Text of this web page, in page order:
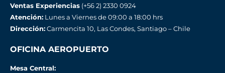
Ventas Experiencias (+56 2) 2330 0924
Atención: Lunes a Viernes de 09:00 a 18:00 hrs
Dirección:Carmencita 10, Las Condes, Santiago – Chile
OFICINA AEROPUERTO
Mesa Central: